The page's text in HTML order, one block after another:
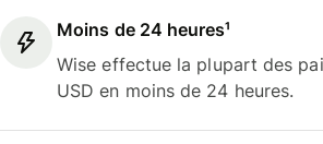
Moins de 24 heures¹
Wise effectue la plupart des
USD en moins de 24 heures.